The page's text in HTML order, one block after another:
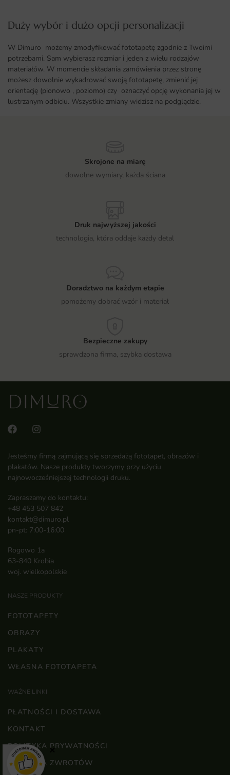
Duży wybór i dużo opcji personalizacji ​
W Dimuro możemy zmodyfikować fototapetę zgodnie z Twoimi
potrzebami. Sam wybierasz rozmiar i jeden z wielu rodzajów
materiałów. W momencie składania zamówienia przez stronę
możesz dowolnie wykadrować swoją fototapetę, zmienić jej
orientację (pionowo , poziomo) czy oznaczyć opcję wykonania jej w
lustrzanym odbiciu. Wszystkie zmiany widzisz na podglądzie.
Skrojone na miarę
dowolne wymiary, każda ściana
Druk najwyższej jakości
technologia, która oddaje każdy detal
Doradztwo na każdym etapie
pomożemy dobrać wzór i materiał
Bezpieczne zakupy
sprawdzona firma, szybka dostawa
Jesteśmy firmą zajmującą się sprzedażą fototapet, obrazów i
plakatów. Nasze produkty tworzymy przy użyciu
najnowocześniejszej technologii druku.
Zapraszamy do kontaktu:
+48 453 507 842
kontakt@dimuro.pl
pn-pt: 7:00-16:00
Rogowo 1a
63-840 Krobia
woj. wielkopolskie
NASZE PRODUKTY
FOTOTAPETY
OBRAZY
PLAKATY
WŁASNA FOTOTAPETA
WAŻNE LINKI
PŁATNOŚCI I DOSTAWA
KONTAKT
POLITYKA PRYWATNOŚCI
POLITYKA ZWROTÓW
×